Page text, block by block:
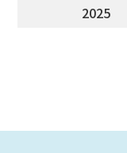
2025